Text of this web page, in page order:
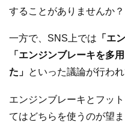
することがありませんか？
一方で、SNS上では 「エ
「エンジンブレーキを多
た」 といった議論が行われ
エンジンブレーキとフッ
てはどちらを使うのが望